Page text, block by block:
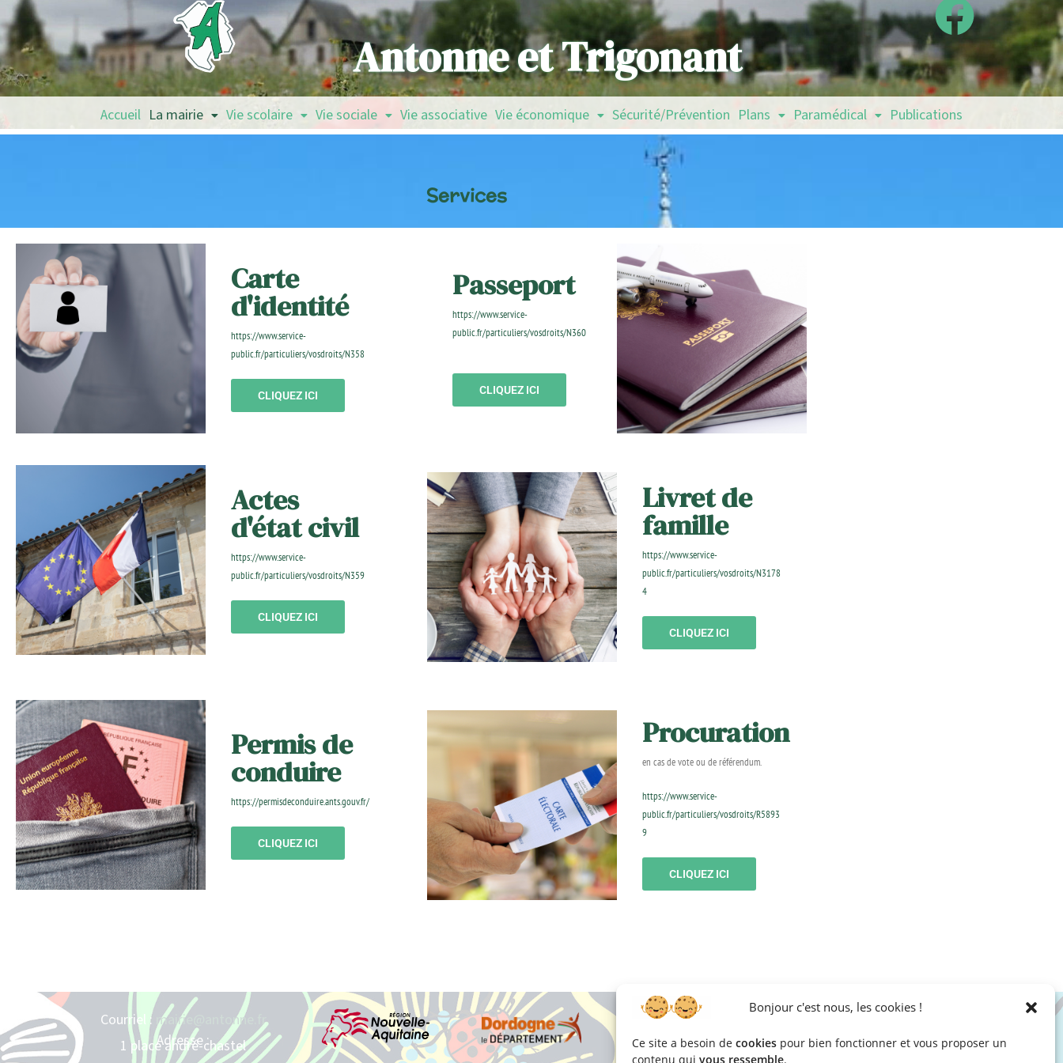
Bonjour c'est nous, les cookies !
Ce site a besoin de cookies pour bien fonctionner et vous proposer un
contenu qui vous ressemble.
Antonne et Trigonant
Accueil La mairie Vie scolaire Vie sociale Vie associative Vie économique Sécurité/Prévention Plans Paramédical Publications
Services
Carte
d'identité
https://www.service-
public.fr/particuliers/vosdroits/N358
CLIQUEZ ICI
Passeport
https://www.service-
public.fr/particuliers/vosdroits/N360
CLIQUEZ ICI
Actes
d'état civil
https://www.service-
public.fr/particuliers/vosdroits/N359
CLIQUEZ ICI
Livret de
famille
https://www.service-
public.fr/particuliers/vosdroits/N3178
4
CLIQUEZ ICI
Permis de
conduire
https://permisdeconduire.ants.gouv.fr/
CLIQUEZ ICI
Procuration
en cas de vote ou de référendum.
https://www.service-
public.fr/particuliers/vosdroits/R5893
9
CLIQUEZ ICI
Courriel : mairie@antonne.fr
Adresse :
1 place andré-chastel
Horaires d’ouverture :